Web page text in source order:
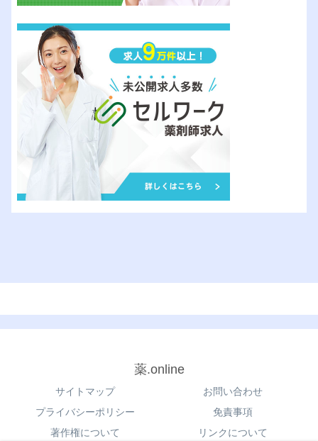
薬.online
サイトマップ
お問い合わせ
プライバシーポリシー
免責事項
著作権について
リンクについて